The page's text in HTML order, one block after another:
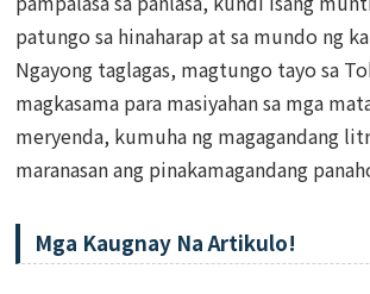
patungo sa hinaharap at sa mundo ng
Ngayong taglagas, magtungo tayo sa
magkasama para masiyahan sa mga
meryenda, kumuha ng magagandang
maranasan ang pinakamagandang
Mga Kaugnay Na Artikulo!